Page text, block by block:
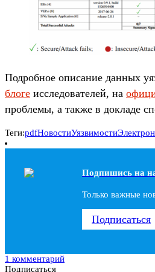
Подробное описание данных
блоге исследователей, на
проблемы, а также в докладе
Теги:pdfНовостиУязвимости
Подпишись на
Только важные
Подписаться
1 комментарий
Подписаться